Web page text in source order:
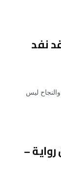
نفد
ليس
–